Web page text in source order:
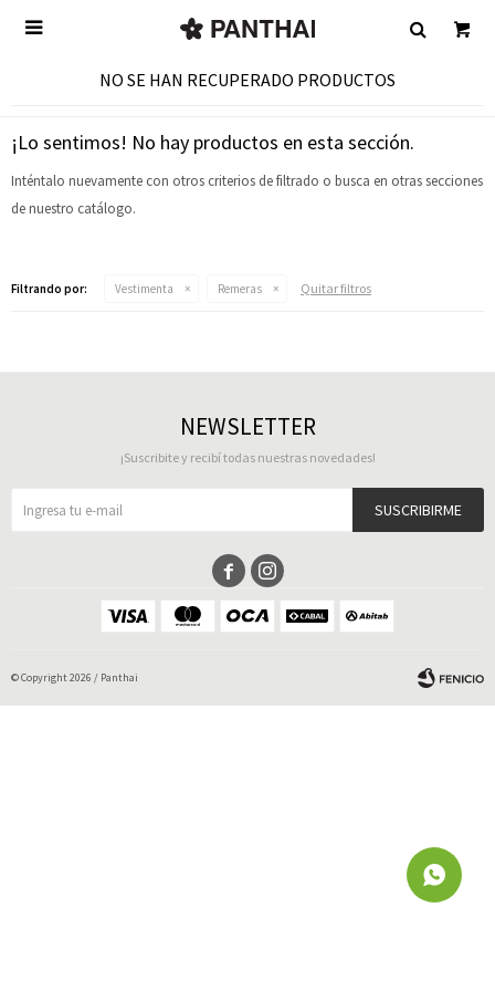

NO SE HAN RECUPERADO PRODUCTOS
¡Lo sentimos! No hay productos en esta sección.
Inténtalo nuevamente con otros criterios de filtrado o busca en otras secciones
de nuestro catálogo.
Filtrando por: Vestimenta Remeras Quitar filtros
NEWSLETTER
¡Suscribite y recibí todas nuestras novedades!
SUSCRIBIRME
 
© Copyright 2026 / Panthai